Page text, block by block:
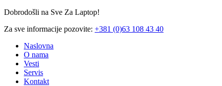
Dobrodošli na Sve Za Laptop!
Za sve informacije pozovite: +381 (0)63 108 43 40
Naslovna
O nama
Vesti
Servis
Kontakt